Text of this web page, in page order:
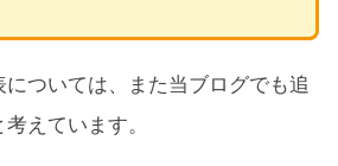
ついては、また当ブログでも追
えています。